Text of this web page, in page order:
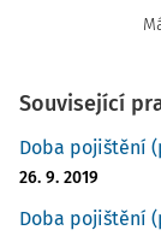
Související
Doba pojištění
26. 9. 2019
Doba pojištění